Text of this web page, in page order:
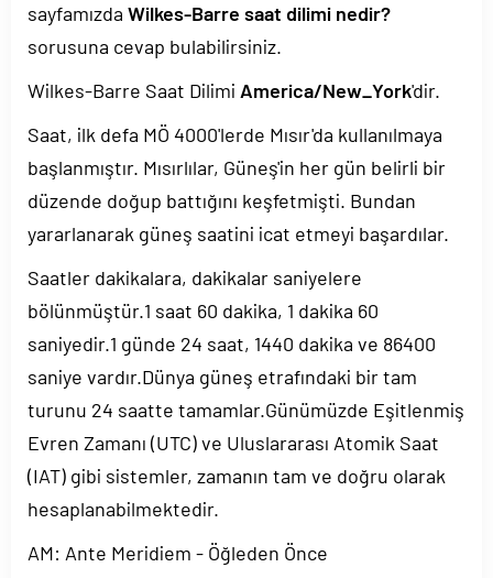
sayfamızda Wilkes-Barre saat dilimi nedir?
sorusuna cevap bulabilirsiniz.
Wilkes-Barre Saat Dilimi America/New_York'dir.
Saat, ilk defa MÖ 4000'lerde Mısır'da kullanılmaya
başlanmıştır. Mısırlılar, Güneş'in her gün belirli bir
düzende doğup battığını keşfetmişti. Bundan
yararlanarak güneş saatini icat etmeyi başardılar.
Saatler dakikalara, dakikalar saniyelere
bölünmüştür.1 saat 60 dakika, 1 dakika 60
saniyedir.1 günde 24 saat, 1440 dakika ve 86400
saniye vardır.Dünya güneş etrafındaki bir tam
turunu 24 saatte tamamlar.Günümüzde Eşitlenmiş
Evren Zamanı (UTC) ve Uluslararası Atomik Saat
(IAT) gibi sistemler, zamanın tam ve doğru olarak
hesaplanabilmektedir.
AM: Ante Meridiem - Öğleden Önce